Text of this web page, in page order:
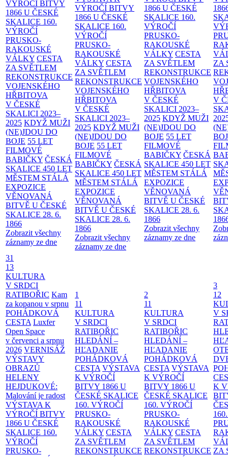
VÝROČÍ BITVY
1866 U ČESKÉ
SKALICE 160.
VÝROČÍ
PRUSKO-
RAKOUSKÉ
VÁLKY CESTA
ZA SVĚTLEM
REKONSTRUKCE
VOJENSKÉHO
HŘBITOVA
V ČESKÉ
SKALICI 2023–
2025 KDYŽ MUŽI
(NE)JDOU DO
BOJE 55 LET
FILMOVÉ
BABIČKY ČESKÁ
SKALICE 450 LET
MĚSTEM STÁLÁ
EXPOZICE
VĚNOVANÁ
BITVĚ U ČESKÉ
SKALICE 28. 6.
1866
Zobrazit všechny
záznamy ze dne
VÝROČÍ BITVY
1866 U ČESKÉ
SKALICE 160.
VÝROČÍ
PRUSKO-
RAKOUSKÉ
VÁLKY CESTA
ZA SVĚTLEM
REKONSTRUKCE
VOJENSKÉHO
HŘBITOVA
V ČESKÉ
SKALICI 2023–
2025 KDYŽ MUŽI
(NE)JDOU DO
BOJE 55 LET
FILMOVÉ
BABIČKY ČESKÁ
SKALICE 450 LET
MĚSTEM STÁLÁ
EXPOZICE
VĚNOVANÁ
BITVĚ U ČESKÉ
SKALICE 28. 6.
1866
Zobrazit všechny
záznamy ze dne
1866 U ČESKÉ
SKALICE 160.
VÝROČÍ
PRUSKO-
RAKOUSKÉ
VÁLKY CESTA
ZA SVĚTLEM
REKONSTRUKCE
VOJENSKÉHO
HŘBITOVA
V ČESKÉ
SKALICI 2023–
2025 KDYŽ MUŽI
(NE)JDOU DO
BOJE 55 LET
FILMOVÉ
BABIČKY ČESKÁ
SKALICE 450 LET
MĚSTEM STÁLÁ
EXPOZICE
VĚNOVANÁ
BITVĚ U ČESKÉ
SKALICE 28. 6.
1866
Zobrazit všechny
záznamy ze dne
ZA
V
31
13
KULTURA
V SRDCI
RATIBOŘIC Kam
za kopanou v srpnu
POHÁDKOVÁ
CESTA Luxfer
Open Space
v červenci a srpnu
2026 VERNISÁŽ
VÝSTAVY
OBRAZŮ
HELENY
HEJDUKOVÉ:
Malování je radost
VÝSTAVA K
VÝROČÍ BITVY
1866 U ČESKÉ
SKALICE 160.
VÝROČÍ
PRUSKO-
1
11
KULTURA
V SRDCI
RATIBOŘIC
HLEDÁNÍ –
HĽADANIE
POHÁDKOVÁ
CESTA VÝSTAVA
K VÝROČÍ
BITVY 1866 U
ČESKÉ SKALICE
160. VÝROČÍ
PRUSKO-
RAKOUSKÉ
VÁLKY CESTA
ZA SVĚTLEM
REKONSTRUKCE
2
11
KULTURA
V SRDCI
RATIBOŘIC
HLEDÁNÍ –
HĽADANIE
POHÁDKOVÁ
CESTA VÝSTAVA
K VÝROČÍ
BITVY 1866 U
ČESKÉ SKALICE
160. VÝROČÍ
PRUSKO-
RAKOUSKÉ
VÁLKY CESTA
ZA SVĚTLEM
REKONSTRUKCE
3
12
V
K
ZA